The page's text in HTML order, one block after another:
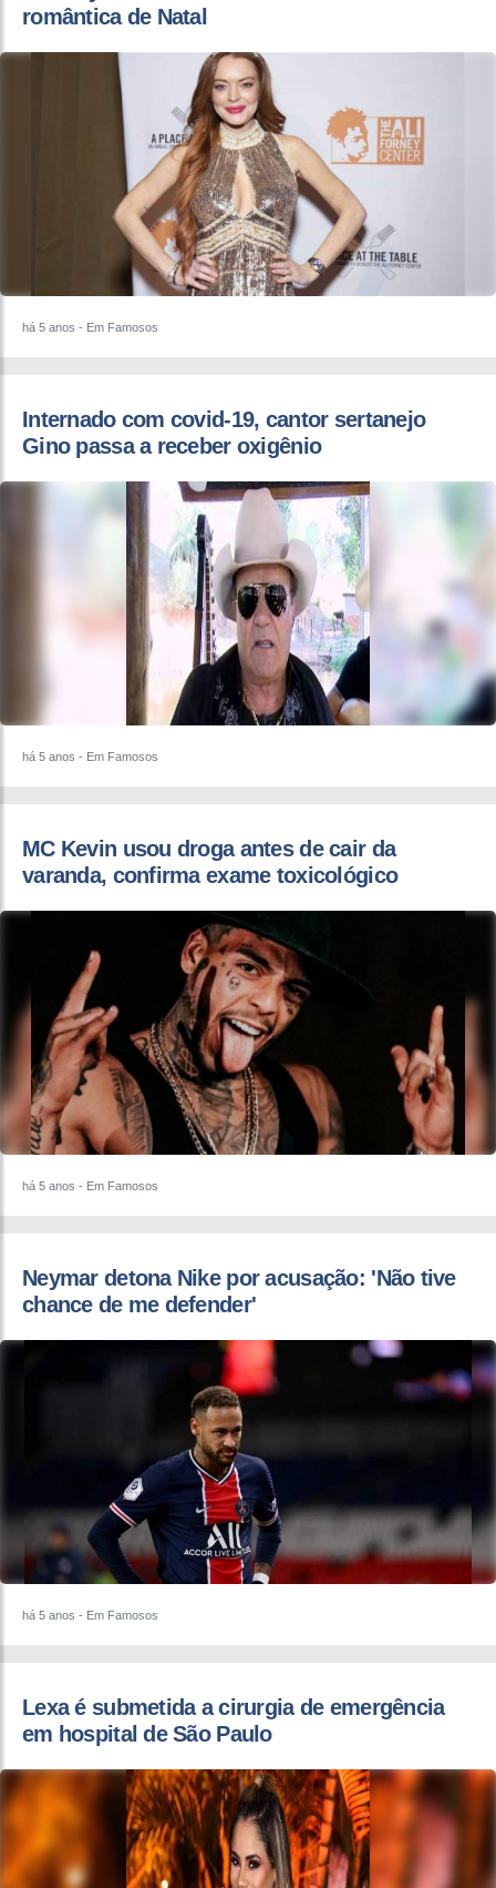
romântica de Natal
há 5 anos - Em Famosos
Internado com covid-19, cantor sertanejo
Gino passa a receber oxigênio
há 5 anos - Em Famosos
MC Kevin usou droga antes de cair da
varanda, confirma exame toxicológico
há 5 anos - Em Famosos
Neymar detona Nike por acusação: 'Não tive
chance de me defender'
há 5 anos - Em Famosos
Lexa é submetida a cirurgia de emergência
em hospital de São Paulo